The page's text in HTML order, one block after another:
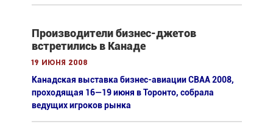
Производители бизнес-джетов
встретились в Канаде
19 июня 2008
Канадская выставка бизнес-авиации CBAA 2008,
проходящая 16—19 июня в Торонто, собрала
ведущих игроков рынка